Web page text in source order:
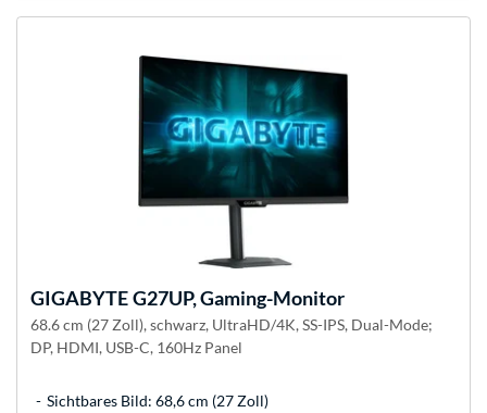
GIGABYTEG27UP, Gaming-Monitor
68.6 cm (27 Zoll), schwarz, UltraHD/4K, SS-IPS, Dual-Mode;
DP, HDMI, USB-C, 160Hz Panel
Sichtbares Bild: 68,6 cm (27 Zoll)